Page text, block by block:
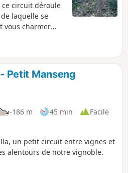
ce circuit déroule
laquelle se
vous charmer
Petit Manseng
-186 m 45 min
Facile
un petit circuit entre vignes et
alentours de notre vignoble.